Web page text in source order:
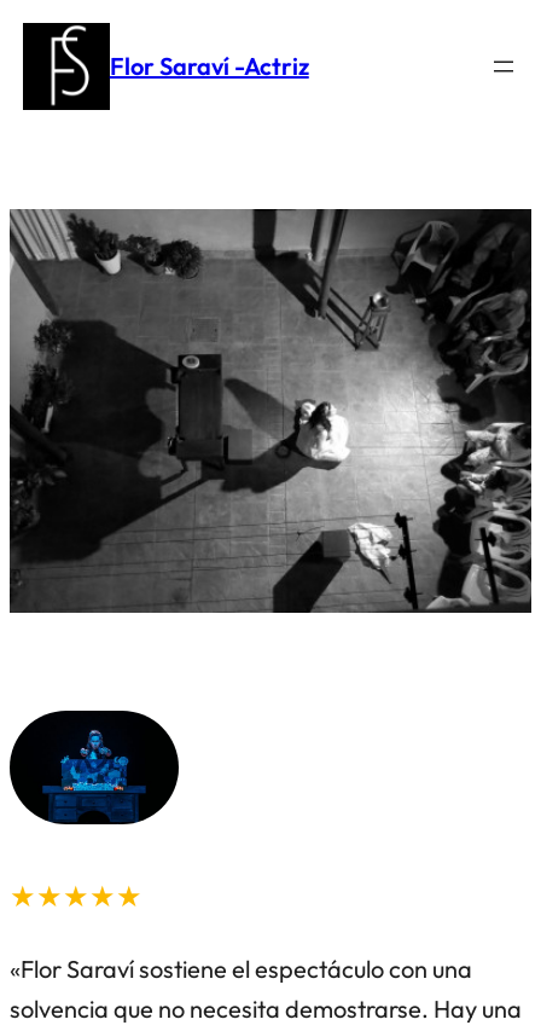
Saltar
contenido
Flor Saraví -Actriz
★★★★★
«Flor Saraví sostiene el espectáculo con una
solvencia que no necesita demostrarse. Hay una